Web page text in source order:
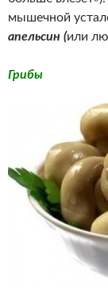
мышечной
апельсин (или
Грибы